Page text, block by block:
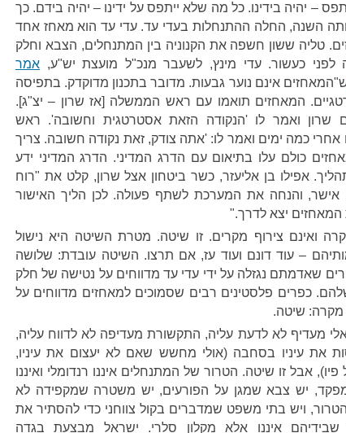
– יהיה בידינו. כל מה שלא ייתפס על ידינו – יהיה בידם. כך
השנה, החלה ההתנחלות בעדי עד. עדי עד הוא מאחז אחד
טליה ששון חשפה את הקנוניה בין המתנחלים, הצבא וחלק
לפני כעשור. עדי מינץ, לשעבר מנכ"ל מועצת יש"ע, אמר
אינם נוער גבעות. מדובר בתכנון מדוקדק. בתפיסה
המאחזים תואמו עם ראש הממשלה [אז שרון – יצ"ג].
שרון ואמר לו 'הנקודה הזאת אסטרטגית וחשובה'. ראש
כמה ימים ואמר לו: 'אתה צודק, זאת נקודה חשובה. צריך
כולם עלו בתיאום עם הדרג המדיני. הדרג המדיני ידע
אפילו בן אליעזר, כשר ביטחון אצל שרון, קלט את "רוח
אישר, והנחה את המערכת לשתף פעולה. לכן הליך האישור
המאחזים יצא לדרך."
ואינם צירוף מקרים. זו שיטה. מטרת השיטה היא נישול
– עוד דונם ועוד עז, אם תרצו. השיטה עובדת: שלושה
שאדמתם נגזלה על ידי עדי עד מדווחים על נטישה של חלק
כפרים פלסטינים רבים שסמוכים למאחזים מדווחים על
מקרה: שיטה.
מעדיף לא לדעת עליה, התקשורת מעדיפה לא לדווח עליה,
את עיניו בסחבה (אולי מחשש שאם לא יעצום את עיניו,
אבל זו שיטה. הטרור של המתנחלים איננו רנדומלי ואיננו
מפקד, יש צבא שמגן על הפורעים, יש משטרה שמקפידה לא
ויש בתי משפט שמדברים בקול צווחני כדי להסתיר את
שבידיהם איננו אלא מקלון סלרי. ישראל מבצעת בגדה